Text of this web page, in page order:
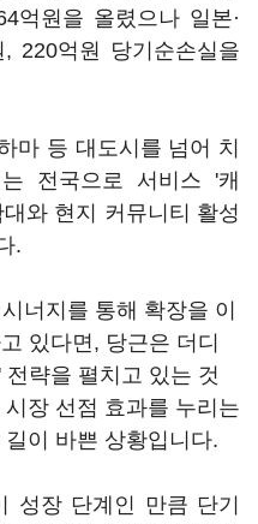
억원을 올렸으나 일본·
220억원 당기순손실을
마 등 대도시를 넘어 치
는 전국으로 서비스 '캐
와 현지 커뮤니티 활성
.
너지를 통해 확장을 이
있다면, 당근은 더디
략을 펼치고 있는 것
장 선점 효과를 누리는
이 바쁜 상황입니다.
성장 단계인 만큼 단기